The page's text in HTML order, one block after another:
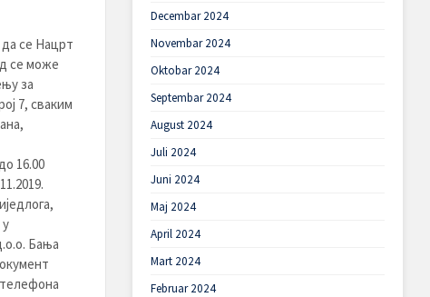
се Нацрт
се може
за
7, сваким
16.00
Бања
Decembar 2024
Novembar 2024
Oktobar 2024
Septembar 2024
August 2024
Juli 2024
Juni 2024
Maj 2024
April 2024
Mart 2024
Februar 2024